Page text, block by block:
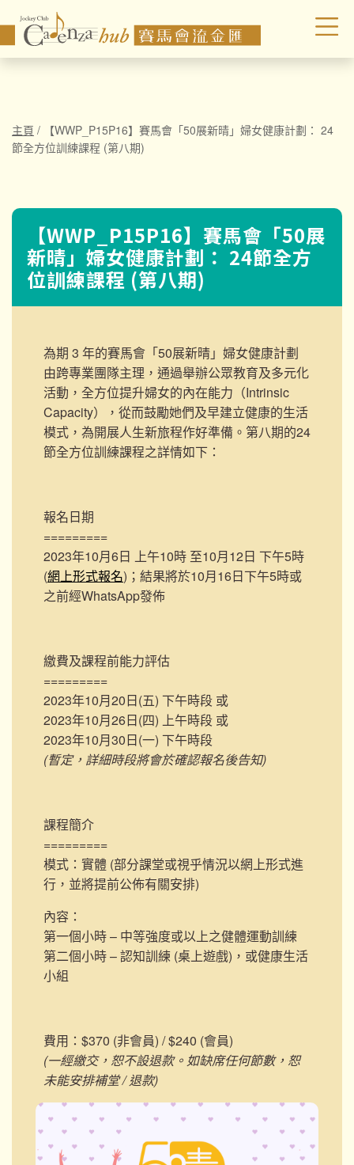
主頁 /
【WWP_P15P16】賽馬會「50展新晴」婦女健康計劃： 24
節全方位訓練課程 (第八期)
【WWP_P15P16】賽馬會「50展
新晴」婦女健康計劃： 24節全方
位訓練課程 (第八期)
為期 3 年的賽馬會「50展新晴」婦女健康計劃
由跨專業團隊主理，通過舉辦公眾教育及多元化
活動，全方位提升婦女的內在能力（Intrinsic
Capacity），從而鼓勵她們及早建立健康的生活
模式，為開展人生新旅程作好準備。第八期的24
節全方位訓練課程之詳情如下：
報名日期
=========
2023年10月6日 上午10時 至10月12日 下午5時
(網上形式報名)；結果將於10月16日下午5時或
之前經WhatsApp發佈
繳費及課程前能力評估
=========
2023年10月20日(五) 下午時段 或
2023年10月26日(四) 上午時段 或
2023年10月30日(一) 下午時段
(暫定，詳細時段將會於確認報名後告知)
課程簡介
=========
模式：實體 (部分課堂或視乎情況以網上形式進
行，並將提前公佈有關安排)
內容：
第一個小時 – 中等強度或以上之健體運動訓練
第二個小時 – 認知訓練 (桌上遊戲)，或健康生活
小組
費用：$370 (非會員) / $240 (會員)
(一經繳交，恕不設退款。如缺席任何節數，恕
未能安排補堂 / 退款)